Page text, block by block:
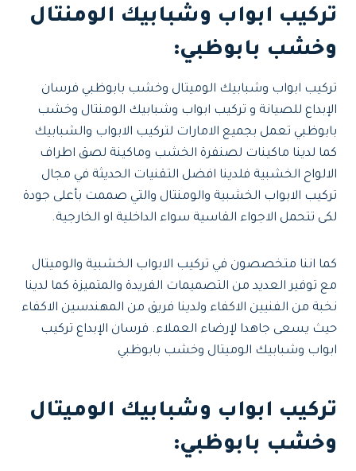
تركيب ابواب وشبابيك الومنتال
وخشب بابوظبي:
تركيب ابواب وشبابيك الوميتال وخشب بابوظبي فرسان
الإبداع للصيانة و تركيب ابواب وشبابيك الومنتال وخشب
بابوظبي تعمل بجميع الامارات لتركيب الابواب والشبابيك
كما لدينا ماكينات لصنفرة الخشب وماكينة لصق اطراف
الالواح الخشبية فلدينا افضل التقنيات الحديثة في مجال
تركيب الابواب الخشبية والومنتال والتي صممت بأعلى جودة
لكى تتحمل الاجواء القاسية سواء الداخلية او الخارجية.
كما اننا متخصصون في تركيب الابواب الخشبية والوميتال
مع توفير العديد من التصميمات الفريدة والمتميزة كما لدينا
نخبة من الفنيين الاكفاء ولدينا فريق من المهندسين الاكفاء
حيث يسعى جاهدا لإرضاء العملاء. فرسان الإبداع تركيب
ابواب وشبابيك الوميتال وخشب بابوظبي
تركيب ابواب وشبابيك الوميتال
وخشب بابوظبي: